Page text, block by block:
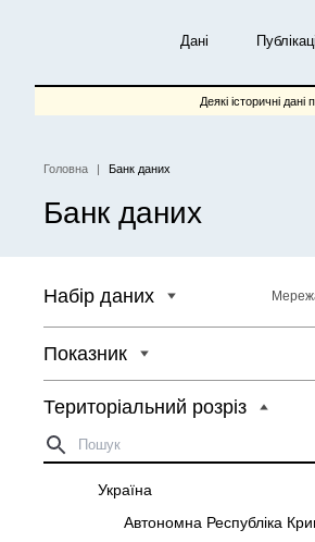
Дані
Деякі історичні
Рядок
навіґації
Головна Банк даних
Банк даних
Набір даних
Показник
Територіальний розріз
Україна
Автономна Республіка